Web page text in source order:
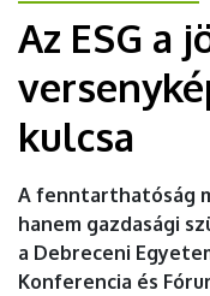
DEBRECENI
EGYETEM
Az ESG a
kulcsa
A fenntarthatóság
hanem gazdasági
a Debreceni
Konferencia és